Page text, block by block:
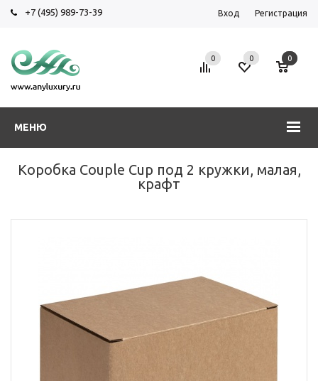
+7 (495) 989-73-39 Вход Регистрация
МЕНЮ
0 0 0
Коробка Couple Cup под 2 кружки, малая,
крафт